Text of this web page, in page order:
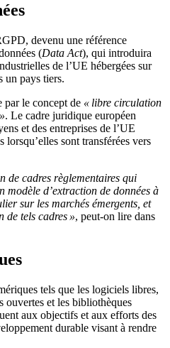
devenu une référence
(Data Act), qui introduira
de l’UE hébergées sur
un pays tiers.
par le concept de « libre circulation
. Le cadre juridique européen
et des entreprises de l’UE
lorsqu’elles sont transférées vers
de cadres règlementaires qui
modèle d’extraction de données à
sur les marchés émergents, et
de tels cadres », peut-on lire dans
tels que les logiciels libres,
ouvertes et les bibliothèques
aux objectifs et aux efforts des
durable visant à rendre